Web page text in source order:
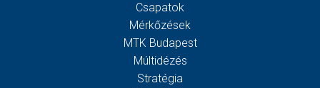
Csapatok
Mérkőzések
MTK Budapest
Múltidézés
Stratégia